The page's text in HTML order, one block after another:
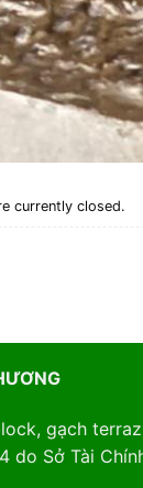
currently closed.
gạch
do Sở Tài